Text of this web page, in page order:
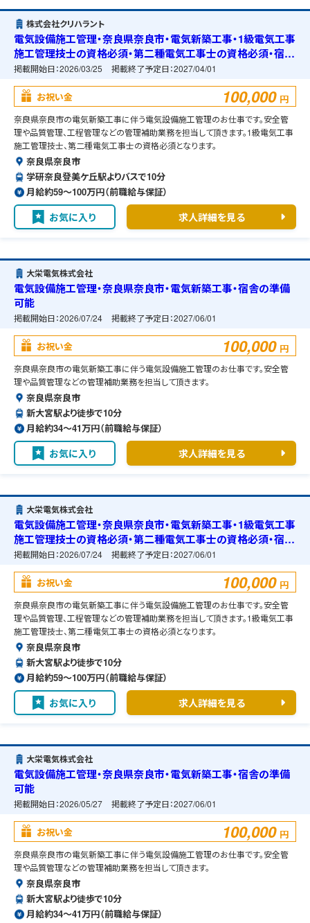
株式会社クリハラント
電気設備施工管理・奈良県奈良市・電気新築工事・1級電気工事
施工管理技士の資格必須・第二種電気工事士の資格必須・宿舎
の準備可能
掲載開始日：2026/03/25 掲載終了予定日：2027/04/01
お祝い金 100,000 円
奈良県奈良市の電気新築工事に伴う電気設備施工管理のお仕事です。安全管
理や品質管理、工程管理などの管理補助業務を担当して頂きます。1級電気工事
施工管理技士、第二種電気工事士の資格必須となります。
奈良県奈良市
学研奈良登美ケ丘駅よりバスで10分
月給約59〜100万円（前職給与保証）
お気に入り 求人詳細を見る
大栄電気株式会社
電気設備施工管理・奈良県奈良市・電気新築工事・宿舎の準備
可能
掲載開始日：2026/07/24 掲載終了予定日：2027/06/01
お祝い金 100,000 円
奈良県奈良市の電気新築工事に伴う電気設備施工管理のお仕事です。安全管
理や品質管理などの管理補助業務を担当して頂きます。
奈良県奈良市
新大宮駅より徒歩で10分
月給約34〜41万円（前職給与保証）
お気に入り 求人詳細を見る
大栄電気株式会社
電気設備施工管理・奈良県奈良市・電気新築工事・1級電気工事
施工管理技士の資格必須・第二種電気工事士の資格必須・宿舎
の準備可能
掲載開始日：2026/07/24 掲載終了予定日：2027/06/01
お祝い金 100,000 円
奈良県奈良市の電気新築工事に伴う電気設備施工管理のお仕事です。安全管
理や品質管理、工程管理などの管理補助業務を担当して頂きます。1級電気工事
施工管理技士、第二種電気工事士の資格必須となります。
奈良県奈良市
新大宮駅より徒歩で10分
月給約59〜100万円（前職給与保証）
お気に入り 求人詳細を見る
大栄電気株式会社
電気設備施工管理・奈良県奈良市・電気新築工事・宿舎の準備
可能
掲載開始日：2026/05/27 掲載終了予定日：2027/06/01
お祝い金 100,000 円
奈良県奈良市の電気新築工事に伴う電気設備施工管理のお仕事です。安全管
理や品質管理などの管理補助業務を担当して頂きます。
奈良県奈良市
新大宮駅より徒歩で10分
月給約34〜41万円（前職給与保証）